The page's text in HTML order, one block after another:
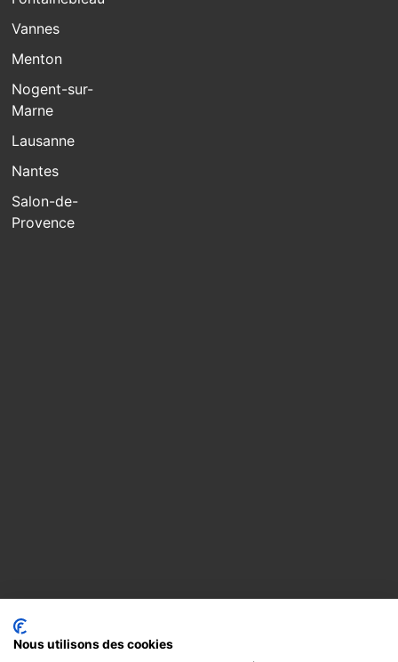
Vannes
Menton
Nogent-sur-
Marne
Lausanne
Nantes
Salon-de-
Provence
Nous utilisons des cookies